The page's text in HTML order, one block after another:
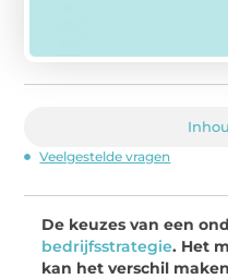
Veelgestelde vragen
De keuzes van een
bedrijfsstrategie. Het
kan het verschil